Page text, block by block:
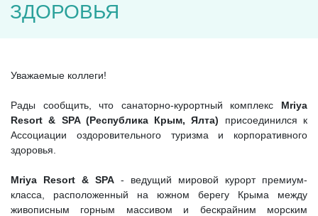
ЗДОРОВЬЯ
Уважаемые коллеги!
Рады сообщить, что санаторно-курортный комплекс Mriya
Resort & SPA (Республика Крым, Ялта) присоединился к
Ассоциации оздоровительного туризма и корпоративного
здоровья.
Mriya Resort & SPA - ведущий мировой курорт премиум-
класса, расположенный на южном берегу Крыма между
живописным горным массивом и бескрайним морским